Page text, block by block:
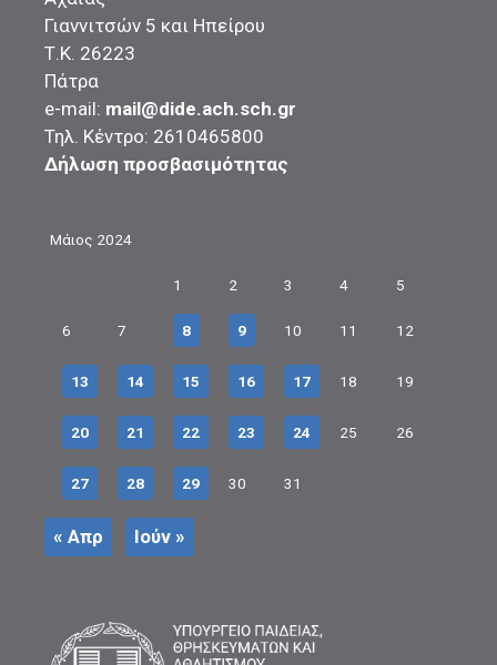
Γιαννιτσών 5 και Ηπείρου
Τ.Κ. 26223
Πάτρα
e-mail: mail@dide.ach.sch.gr
Τηλ. Κέντρο: 2610465800
Δήλωση προσβασιμότητας
Μάιος 2024
1 2 3 4 5
6 7 8 9 10 11 12
13 14 15 16 17 18 19
20 21 22 23 24 25 26
27 28 29 30 31
« Απρ Ιούν »